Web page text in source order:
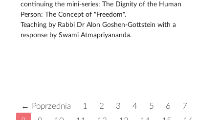
continuing the mini-series: The Dignity of the Human
Person: The Concept of "Freedom".
Teaching by Rabbi Dr Alon Goshen-Gottstein with a
response by Swami Atmapriyananda.
← Poprzednia 1 2 3 4 5 6
7